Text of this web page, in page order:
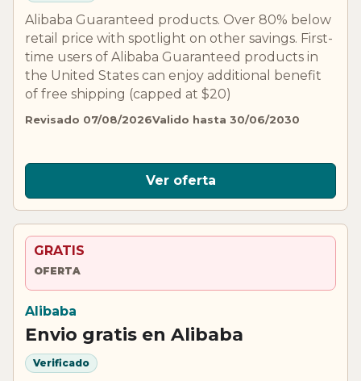
Alibaba Guaranteed products. Over 80% below
retail price with spotlight on other savings. First-
time users of Alibaba Guaranteed products in
the United States can enjoy additional benefit
of free shipping (capped at $20)
Revisado 07/08/2026Valido hasta 30/06/2030
Ver oferta
GRATIS
OFERTA
Alibaba
Envio gratis en Alibaba
Verificado